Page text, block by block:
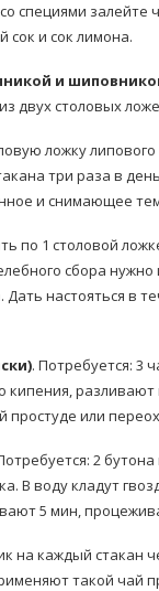
специями
и сок лимона.
и
двух столовых
ложку
три раза в
и снимающее
по 1 столовой
сбора
Дать настояться
. Потребуется: 3
простуде или
2
В воду кладут
5 мин,
на каждый стакан
такой чай